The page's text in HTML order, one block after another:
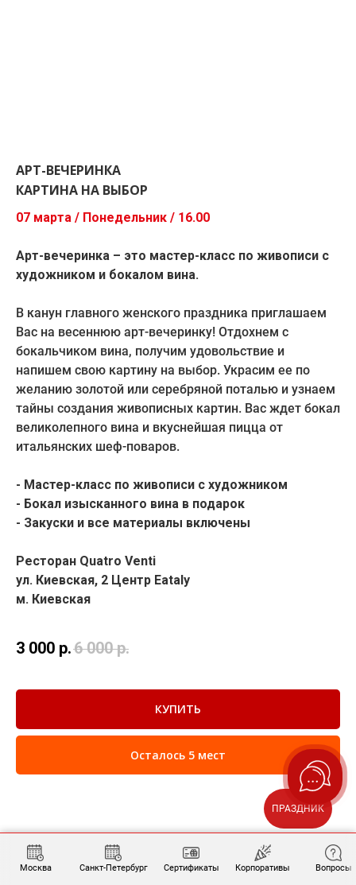
Москва Санкт-Петербург Сертификаты Корпоративы Вопросы
АРТ-ВЕЧЕРИНКА
КАРТИНА НА ВЫБОР
07 марта / Понедельник / 16.00
Арт-вечеринка – это мастер-класс по живописи с
художником и бокалом вина.
В канун главного женского праздника приглашаем
Вас на весеннюю арт-вечеринку! Отдохнем с
бокальчиком вина, получим удовольствие и
напишем свою картину на выбор. Украсим ее по
желанию золотой или серебряной поталью и узнаем
тайны создания живописных картин. Вас ждет бокал
великолепного вина и вкуснейшая пицца от
итальянских шеф-поваров.
- Мастер-класс по живописи с художником
- Бокал изысканного вина в подарок
- Закуски и все материалы включены
Ресторан Quatro Venti
ул. Киевская, 2 Центр Eataly
м. Киевская
3 000 р.6 000 р.
КУПИТЬ
Осталось 5 мест
ПРАЗДНИК